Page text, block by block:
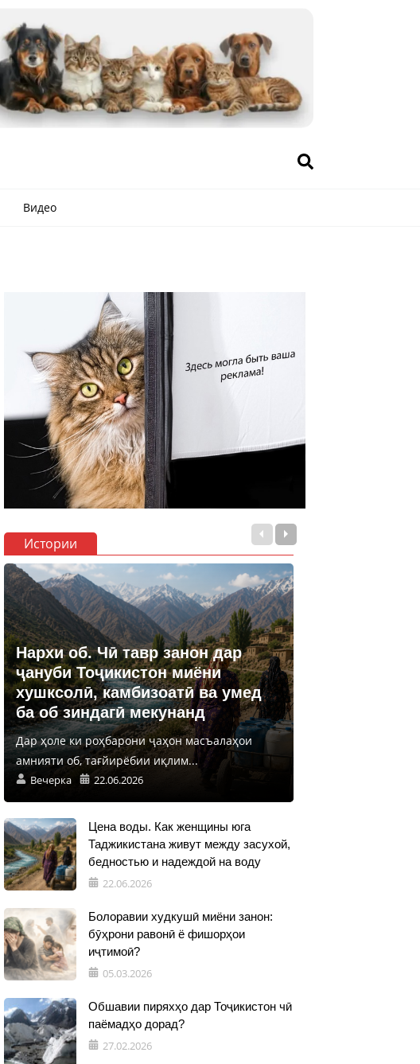
Видео
Истории
Нархи об. Чӣ тавр занон дар
ҷануби Тоҷикистон миёни
хушксолӣ, камбизоатӣ ва умед
ба об зиндагӣ мекунанд
Дар ҳоле ки роҳбарони ҷаҳон масъалаҳои
амнияти об, тағйирёбии иқлим...
Вечерка 22.06.2026
Цена воды. Как женщины юга
Таджикистана живут между засухой,
бедностью и надеждой на воду
22.06.2026
Болоравии худкушӣ миёни занон:
бӯҳрони равонӣ ё фишорҳои
иҷтимоӣ?
05.03.2026
Обшавии пиряхҳо дар Тоҷикистон чӣ
паёмадҳо дорад?
27.02.2026